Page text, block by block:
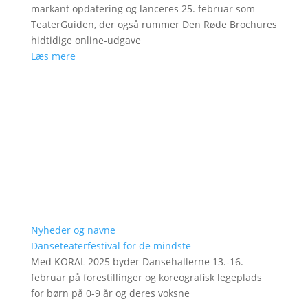
markant opdatering og lanceres 25. februar som
TeaterGuiden, der også rummer Den Røde Brochures
hidtidige online-udgave
Læs mere
Nyheder og navne
Danseteaterfestival for de mindste
Med KORAL 2025 byder Dansehallerne 13.-16.
februar på forestillinger og koreografisk legeplads
for børn på 0-9 år og deres voksne